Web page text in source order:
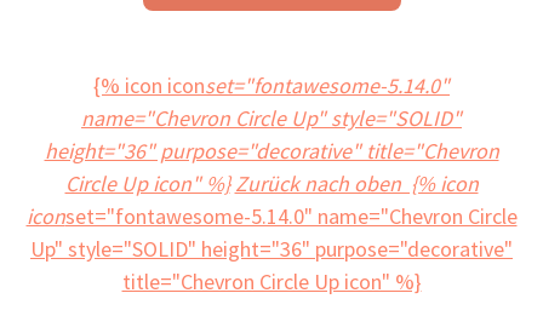
{% icon iconset="fontawesome-5.14.0"
name="Chevron Circle Up" style="SOLID"
height="36" purpose="decorative" title="Chevron
Circle Up icon" %} Zurück nach oben {% icon
iconset="fontawesome-5.14.0" name="Chevron Circle
Up" style="SOLID" height="36" purpose="decorative"
title="Chevron Circle Up icon" %}